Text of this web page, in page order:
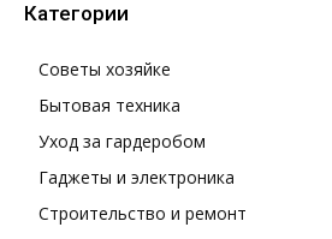
Категории
Советы хозяйке
Бытовая техника
Уход за гардеробом
Гаджеты и электроника
Строительство и ремонт